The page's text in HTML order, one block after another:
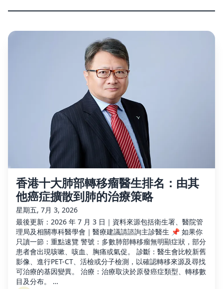
香港十大肺部轉移瘤醫生排名：由其
他癌症擴散到肺的治療策略
星期五, 7月 3, 2026
最後更新：2026 年 7 月 3 日｜資料來源包括衛生署、醫院管
理局及相關專科醫學會｜醫療建議請諮詢主診醫生 📌 如果你
只讀一節：重點速覽 警號：多數肺部轉移瘤無明顯症狀，部分
患者會出現咳嗽、咳血、胸痛或氣促。 診斷：醫生會比較新舊
影像、進行PET-CT、活檢或分子檢測，以確認轉移來源及尋找
可治療的基因變異。 治療：治療取決於原發癌症類型、轉移數
目及分布。 …